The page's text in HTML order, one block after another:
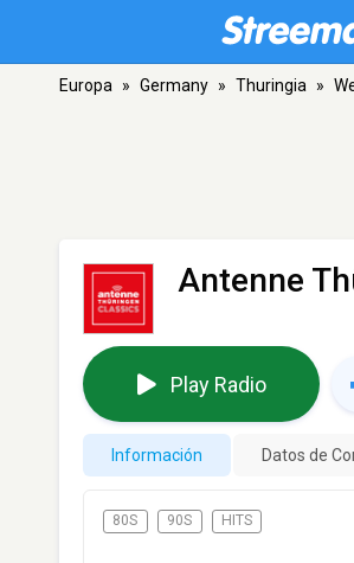
Europa » Germany » Thuringia »
Antenne
Play Radio
Información Datos de
80S 90S HITS